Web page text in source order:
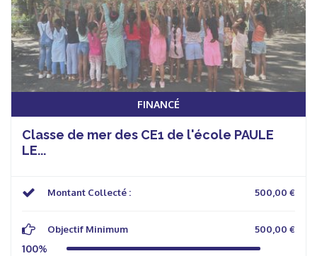
FINANCÉ
Classe de mer des CE1 de l'école PAULE
LE...
Montant Collecté : 500,00 €
Objectif Minimum 500,00 €
100%